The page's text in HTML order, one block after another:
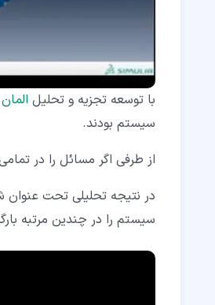
با توسعه تجزیه و تحلیل
سیستم بودند.
از طرفی اگر مسائل را در
در نتیجه تحلیلی تحت عنوان
سیستم را در چندین مرتبه